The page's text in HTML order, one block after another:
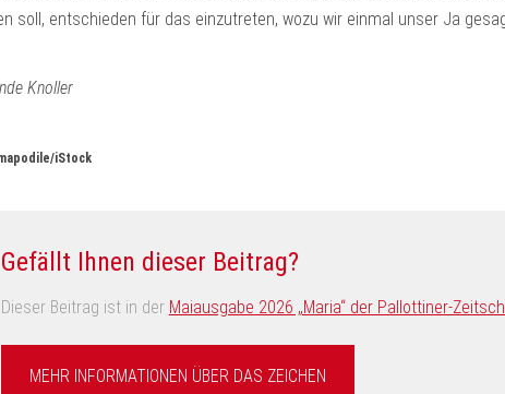
soll, entschieden für das einzutreten, wozu wir einmal unser Ja
Knoller
iStock
Gefällt Ihnen dieser Beitrag?
Dieser Beitrag ist in der Maiausgabe 2026 „Maria“ der Pallottiner-
MEHR INFORMATIONEN ÜBER DAS ZEICHEN